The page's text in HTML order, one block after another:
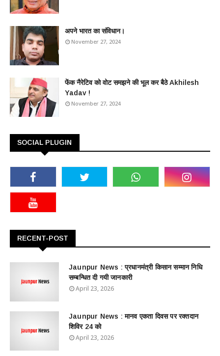
अपने भारत का संविधान।
November 27, 2024
फेंक नैरेटिव को वोट समझने की भूल कर बैठे Akhilesh
Yadav !
November 27, 2024
SOCIAL PLUGIN
RECENT-POST
Jaunpur News : ​प्रधानमंत्री किसान सम्मान निधि
सम्बन्धित दी गयी जानकारी
April 23, 2026
Jaunpur News : ​मानव एकता दिवस पर रक्तदान
शिविर 24 को
April 23, 2026